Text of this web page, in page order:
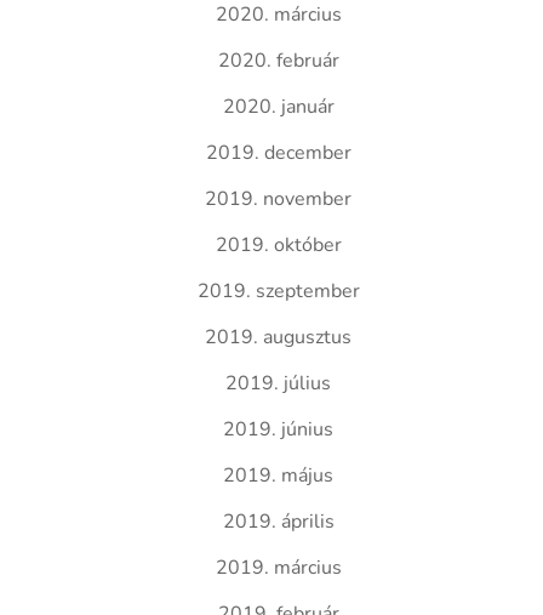
2020. március
2020. február
2020. január
2019. december
2019. november
2019. október
2019. szeptember
2019. augusztus
2019. július
2019. június
2019. május
2019. április
2019. március